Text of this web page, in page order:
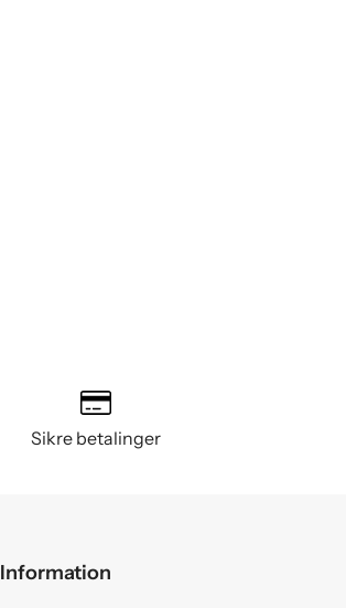
Sikre betalinger
Information